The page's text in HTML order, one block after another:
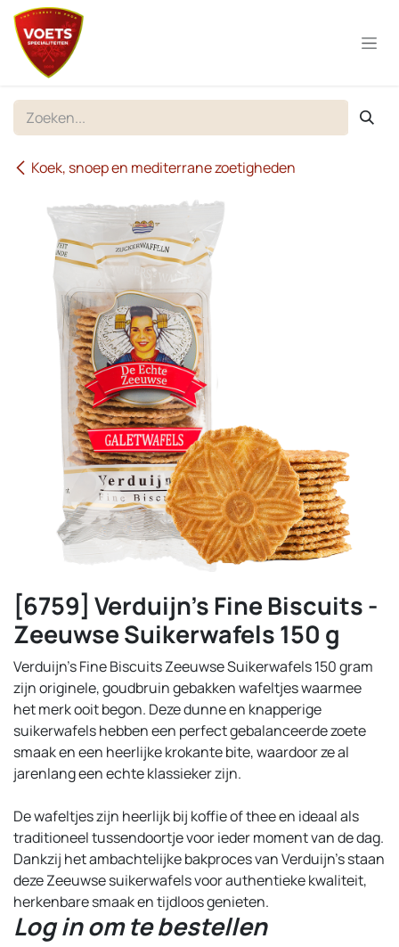
Overslaan naar inhoud
Koek, snoep en mediterrane zoetigheden
[6759] Verduijn's Fine Biscuits -
Zeeuwse Suikerwafels 150 g
Verduijn’s Fine Biscuits Zeeuwse Suikerwafels 150 gram
zijn originele, goudbruin gebakken wafeltjes waarmee
het merk ooit begon. Deze dunne en knapperige
suikerwafels hebben een perfect gebalanceerde zoete
smaak en een heerlijke krokante bite, waardoor ze al
jarenlang een echte klassieker zijn.
De wafeltjes zijn heerlijk bij koffie of thee en ideaal als
traditioneel tussendoortje voor ieder moment van de dag.
Dankzij het ambachtelijke bakproces van Verduijn’s staan
deze Zeeuwse suikerwafels voor authentieke kwaliteit,
herkenbare smaak en tijdloos genieten.
Log in om te bestellen